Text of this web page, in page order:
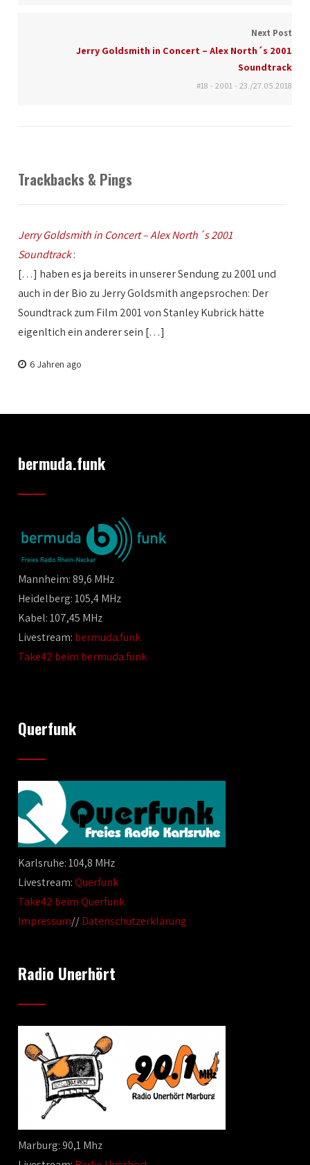
Next Post
Jerry Goldsmith in Concert – Alex North´s 2001
Soundtrack
#18 - 2001 - 23./27.05.2018
Trackbacks & Pings
Jerry Goldsmith in Concert – Alex North´s 2001
Soundtrack:
[…] haben es ja bereits in unserer Sendung zu 2001 und
auch in der Bio zu Jerry Goldsmith angepsrochen: Der
Soundtrack zum Film 2001 von Stanley Kubrick hätte
eigenltich ein anderer sein […]
6 Jahren ago
bermuda.funk
Mannheim: 89,6 MHz
Heidelberg: 105,4 MHz
Kabel: 107,45 MHz
Livestream: bermuda.funk
Take42 beim bermuda.funk
Querfunk
Karlsruhe: 104,8 MHz
Livestream:Querfunk
Take42 beim Querfunk
Impressum//Datenschutzerklärung
Radio Unerhört
Marburg: 90,1 Mhz